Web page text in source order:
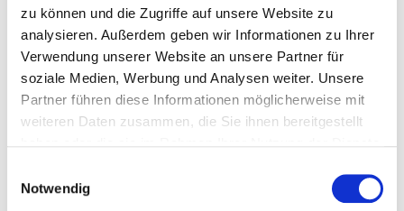
zu können und die Zugriffe auf unsere Website zu
analysieren. Außerdem geben wir Informationen zu Ihrer
Verwendung unserer Website an unsere Partner für
soziale Medien, Werbung und Analysen weiter. Unsere
Partner führen diese Informationen möglicherweise mit
weiteren Daten zusammen, die Sie ihnen bereitgestellt
Notwendig
Zentrumsdirektor
Prof. Dr. med. Arne-Jörn Lemke, MHBA
Sekretariat
Kerstin Lehmkuhl
(0421) 497 - 71902
Sie betreten das Gebäude durch den neuen